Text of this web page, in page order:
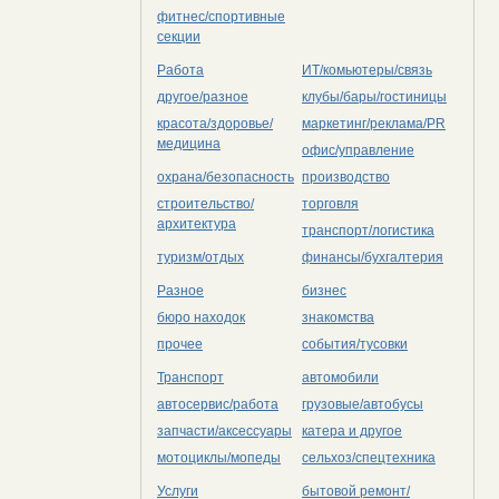
фитнес/спортивные
секции
Работа
ИТ/комьютеры/связь
другое/разное
клубы/бары/гостиницы
красота/здоровье/
медицина
маркетинг/реклама/PR
офис/управление
охрана/безопасность производство
строительство/
архитектура
торговля
транспорт/логистика
туризм/отдых
финансы/бухгалтерия
Разное
бизнес
бюро находок
знакомства
прочее
события/тусовки
Транспорт
автомобили
автосервис/работа
грузовые/автобусы
запчасти/аксессуары
катера и другое
мотоциклы/мопеды
сельхоз/cпецтехника
Услуги
бытовой ремонт/